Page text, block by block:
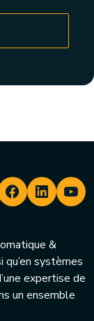
&
systèmes
expertise de
un ensemble